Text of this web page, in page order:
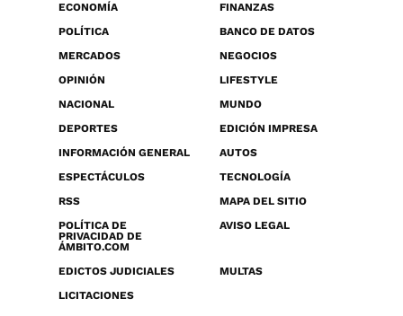
ECONOMÍA
FINANZAS
POLÍTICA
BANCO DE DATOS
MERCADOS
NEGOCIOS
OPINIÓN
LIFESTYLE
NACIONAL
MUNDO
DEPORTES
EDICIÓN IMPRESA
INFORMACIÓN GENERAL
AUTOS
ESPECTÁCULOS
TECNOLOGÍA
RSS
MAPA DEL SITIO
POLÍTICA DE
PRIVACIDAD DE
ÁMBITO.COM
AVISO LEGAL
EDICTOS JUDICIALES
MULTAS
LICITACIONES